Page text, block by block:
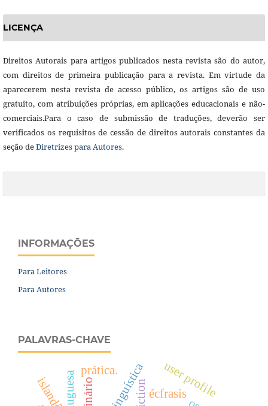
LICENÇA
Direitos Autorais para artigos publicados nesta revista são do autor,
com direitos de primeira publicação para a revista. Em virtude da
aparecerem nesta revista de acesso público, os artigos são de uso
gratuito, com atribuições próprias, em aplicações educacionais e não-
comerciais.Para o caso de submissão de traduções, deverão ser
verificados os requisitos de cessão de direitos autorais constantes da
seção deDiretrizes para Autores.
INFORMAÇÕES
Para Leitores
Para Autores
PALAVRAS-CHAVE
fiction écfrasis
prática. user profile
islandês